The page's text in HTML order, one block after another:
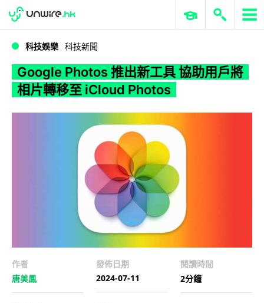
WWDC 2026 ERP 與商業 AI
科技娛樂 科技新聞
Google Photos 推出新工具 協助用戶將
相片轉移至 iCloud Photos
作者
唐美鳳
發佈日期
2024-07-11
閱讀時間
2分鐘